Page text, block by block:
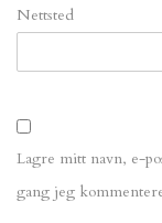
Nettsted
Lagre mitt navn, e-
gang jeg